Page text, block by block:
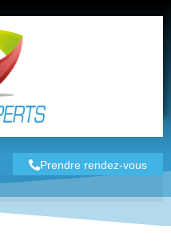
Prendre rendez-vous